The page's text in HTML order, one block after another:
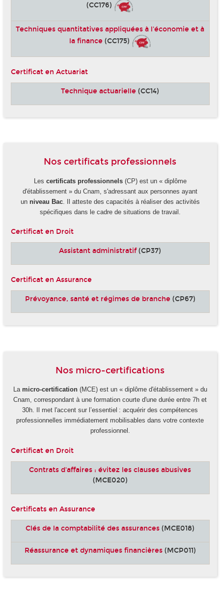
(CC176)
Techniques quantitatives appliquées à l'économie et à
la finance (CC175)
Certificat en Actuariat
Technique actuarielle (CC14)
Nos certificats professionnels
Les certificats professionnels(CP) est un « diplôme
d'établissement » du Cnam, s'adressant aux personnes ayant
un niveau Bac. Il atteste des capacités à réaliser des activités
spécifiques dans le cadre de situations de travail.
Certificat en Droit
Assistant administratif(CP37)
Certificat en Assurance
Prévoyance, santé et régimes de branche (CP67)
Nos micro-certifications
La micro-certification(MCE) est un « diplôme d'établissement » du
Cnam, correspondant à une formation courte d'une durée entre 7h et
30h. Il met l'accent sur l’essentiel : acquérir des compétences
professionnelles immédiatement mobilisables dans votre contexte
professionnel.
Certificat en Droit
Contrats d'affaires : évitez les clauses abusives
(MCE020)
Certificats en Assurance
Clés de la comptabilité des assurances (MCE018)
Réassurance et dynamiques financières(MCP011)